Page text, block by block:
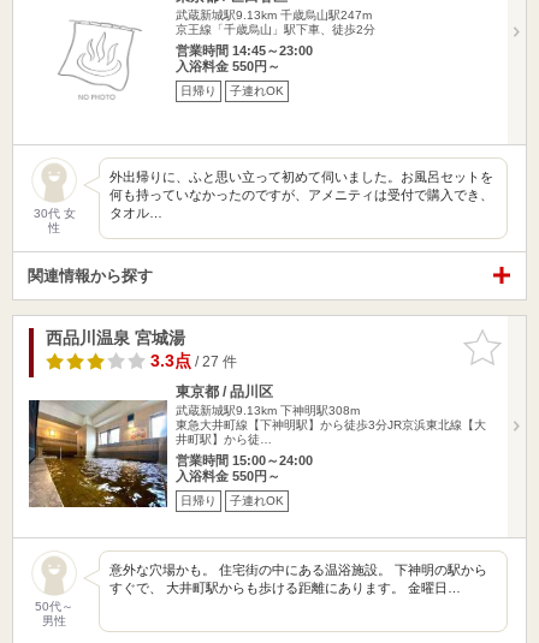
武蔵新城駅9.13km 千歳烏山駅247m
京王線「千歳烏山」駅下車、徒歩2分
営業時間 14:45～23:00
入浴料金 550円～
日帰り 子連れOK
30代 女
性
外出帰りに、ふと思い立って初めて伺いました。お風呂セットを
何も持っていなかったのですが、アメニティは受付で購入でき、
タオル…
関連情報から探す
お気に入
りに追加
西品川温泉 宮城湯
3.3点/ 27 件
東京都 / 品川区
武蔵新城駅9.13km 下神明駅308m
東急大井町線【下神明駅】から徒歩3分JR京浜東北線【大
井町駅】から徒…
営業時間 15:00～24:00
入浴料金 550円～
日帰り 子連れOK
50代～
男性
意外な穴場かも。 住宅街の中にある温浴施設。 下神明の駅から
すぐで、 大井町駅からも歩ける距離にあります。 金曜日…